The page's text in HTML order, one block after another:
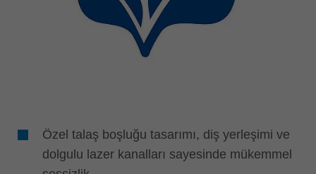
Özel talaş boşluğu tasarımı, diş yerleşimi ve
dolgulu lazer kanalları sayesinde mükemmel